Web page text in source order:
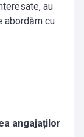
au
abordăm cu
angajaților